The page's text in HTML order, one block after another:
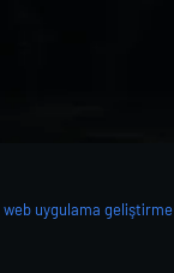
web uygulama geliştirme